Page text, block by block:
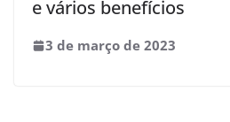
e vários benefícios
3 de março de 2023